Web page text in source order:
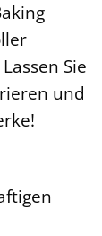
Sie
und